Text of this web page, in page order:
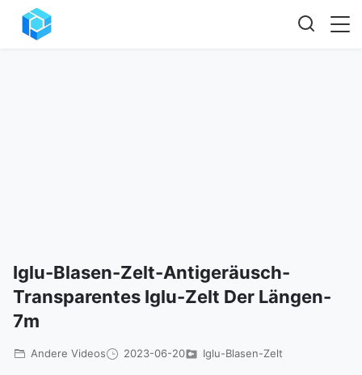
Iglu-Blasen-Zelt-Antigeräusch-
Transparentes Iglu-Zelt Der Längen-
7m
Andere Videos 2023-06-20 Iglu-Blasen-Zelt